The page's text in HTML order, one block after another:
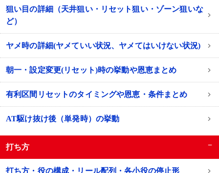
狙い目の詳細（天井狙い・リセット狙い・ゾーン狙いな
ど）
ヤメ時の詳細(ヤメていい状況、ヤメてはいけない状況)
朝一・設定変更(リセット)時の挙動や恩恵まとめ
有利区間リセットのタイミングや恩恵・条件まとめ
AT駆け抜け後（単発時）の挙動
打ち方 −
打ち方・役の構成・リール配列・各小役の停止形